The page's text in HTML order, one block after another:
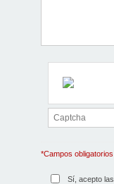
*Campos obligatorios
Sí, acepto las